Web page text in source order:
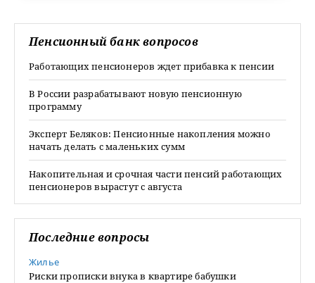
Пенсионный банк вопросов
Работающих пенсионеров ждет прибавка к пенсии
В России разрабатывают новую пенсионную
программу
Эксперт Беляков: Пенсионные накопления можно
начать делать с маленьких сумм
Накопительная и срочная части пенсий работающих
пенсионеров вырастут с августа
Последние вопросы
Жилье
Риски прописки внука в квартире бабушки